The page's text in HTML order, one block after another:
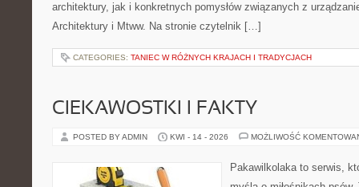
architektury, jak i konkretnych pomysłów związanych z
Architektury i Mtww. Na stronie czytelnik […]
CATEGORIES: TANIEC W RÓŻNYCH KRAJACH I TRADYCJACH
CIEKAWOSTKI I FAKTY
POSTED BY ADMIN KWI - 14 - 2026 MOŻLIWOŚĆ
Pakawilkolaka to serwis,